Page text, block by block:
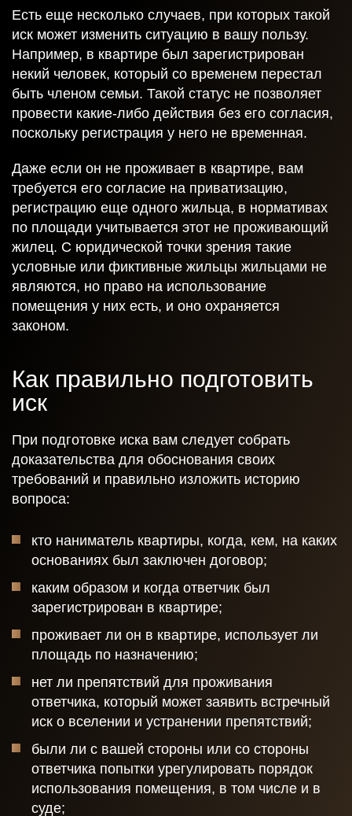
Есть еще несколько случаев, при которых такой
иск может изменить ситуацию в вашу пользу.
Например, в квартире был зарегистрирован
некий человек, который со временем перестал
быть членом семьи. Такой статус не позволяет
провести какие-либо действия без его согласия,
поскольку регистрация у него не временная.
Даже если он не проживает в квартире, вам
требуется его согласие на приватизацию,
регистрацию еще одного жильца, в нормативах
по площади учитывается этот не проживающий
жилец. С юридической точки зрения такие
условные или фиктивные жильцы жильцами не
являются, но право на использование
помещения у них есть, и оно охраняется
законом.
Как правильно подготовить
иск
При подготовке иска вам следует собрать
доказательства для обоснования своих
требований и правильно изложить историю
вопроса:
кто наниматель квартиры, когда, кем, на каких
основаниях был заключен договор;
каким образом и когда ответчик был
зарегистрирован в квартире;
проживает ли он в квартире, использует ли
площадь по назначению;
нет ли препятствий для проживания
ответчика, который может заявить встречный
иск о вселении и устранении препятствий;
были ли с вашей стороны или со стороны
ответчика попытки урегулировать порядок
использования помещения, в том числе и в
суде;
Получить
консультацию
Даю согласие на обработку персональных данных
Отправить
Спасибо!
Ваша заявка отправлена и в ближайшее время
будет рассмотрена.